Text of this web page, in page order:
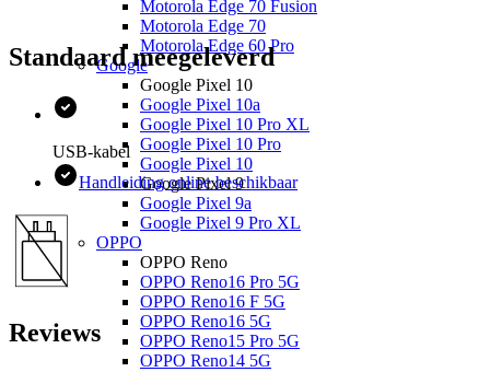
Motorola Edge 70 Fusion
Motorola Edge 70
Motorola Edge 60 Pro
Google
Google Pixel 10
Google Pixel 10a
Google Pixel 10 Pro XL
Google Pixel 10 Pro
Google Pixel 10
Google Pixel 9
Google Pixel 9a
Google Pixel 9 Pro XL
OPPO
OPPO Reno
OPPO Reno16 Pro 5G
OPPO Reno16 F 5G
OPPO Reno16 5G
OPPO Reno15 Pro 5G
OPPO Reno14 5G
Standaard meegeleverd
USB-kabel
Handleiding online beschikbaar
Reviews